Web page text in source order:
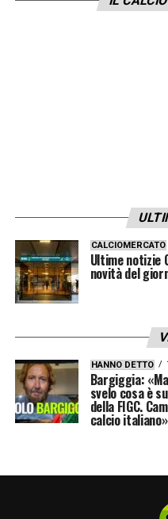
CALCIOMERCATO
Ultime notizie
novità del
HANNO DETTO
Bargiggia:
svelo cosa è
della FIGC.
calcio italiano»